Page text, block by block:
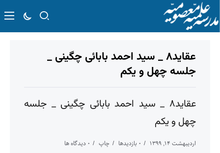
عقاید۸ _ سید احمد بابائی چگینی _
جلسه چهل و یکم
عقاید۸ _ سید احمد بابائی چگینی _ جلسه
چهل و یکم
اردیبهشت ۱۴, ۱۳۹۹ ۰ بازدیدها چاپ ۰ دیدگاه ها